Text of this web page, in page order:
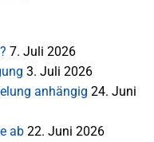
7. Juli 2026
3. Juli 2026
anhängig 24. Juni
ab 22. Juni 2026